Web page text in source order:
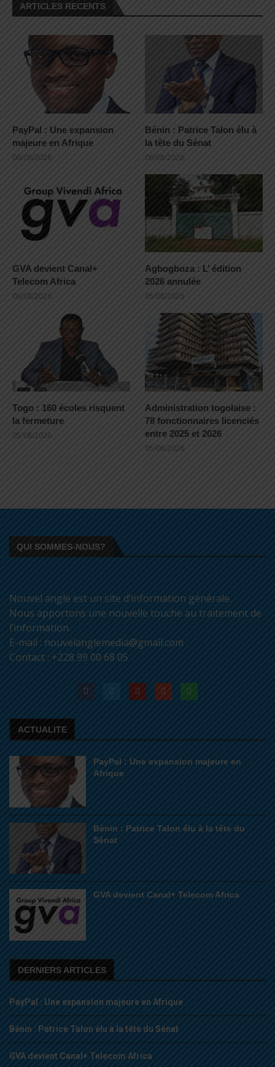
ARTICLES RECENTS
PayPal : Une expansion
majeure en Afrique
06/08/2026
Bénin : Patrice Talon élu à
la tête du Sénat
06/08/2026
GVA devient Canal+
Telecom Africa
06/08/2026
Agbogboza : L’ édition
2026 annulée
05/08/2026
Togo : 160 écoles risquent
la fermeture
05/08/2026
Administration togolaise :
78 fonctionnaires licenciés
entre 2025 et 2026
05/08/2026
QUI SOMMES-NOUS?
Nouvel angle est un site d’information générale.
Nous apportons une nouvelle touche au traitement de
l’information.
E-mail : nouvelanglemedia@gmail.com
Contact : +228 99 00 68 05
ACTUALITE
PayPal : Une expansion majeure en
Afrique
Bénin : Patrice Talon élu à la tête du
Sénat
GVA devient Canal+ Telecom Africa
DERNIERS ARTICLES
PayPal : Une expansion majeure en Afrique
Bénin : Patrice Talon élu à la tête du Sénat
GVA devient Canal+ Telecom Africa